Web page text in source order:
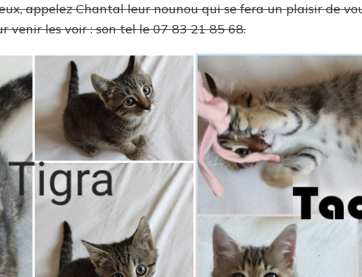
appelez Chantal leur nounou qui se fera un plaisir de
venir les voir : son tel le 07 83 21 85 68.